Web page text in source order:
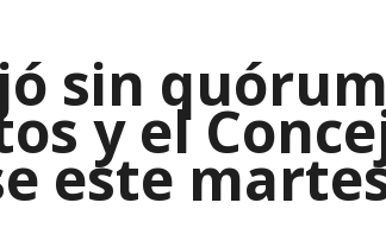
sin
y el
este